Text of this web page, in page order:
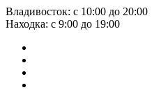
Владивосток: с 10:00 до 20:00
Находка: с 9:00 до 19:00